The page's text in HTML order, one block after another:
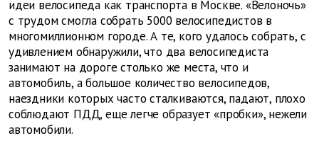
идеи велосипеда как транспорта в Москве. «Велоночь»
с трудом смогла собрать 5000 велосипедистов в
многомиллионном городе. А те, кого удалось собрать, с
удивлением обнаружили, что два велосипедиста
занимают на дороге столько же места, что и
автомобиль, а большое количество велосипедов,
наездники которых часто сталкиваются, падают, плохо
соблюдают ПДД, еще легче образует «пробки», нежели
автомобили.